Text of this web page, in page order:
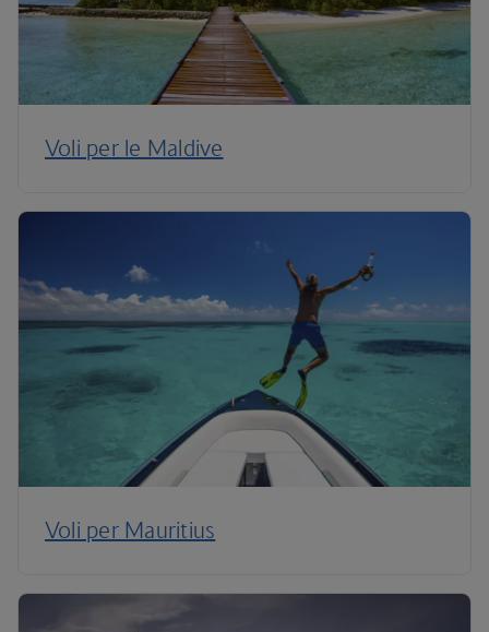
Voli per le Maldive
Voli per Mauritius